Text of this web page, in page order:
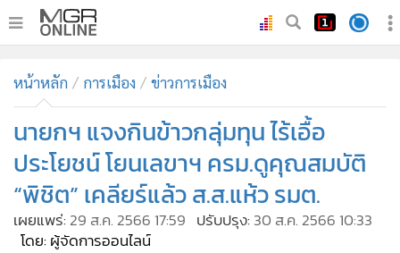
ทันเหตุการณ์
• ภาคใต้
ภูมิภาค
Online Section
บันเทิง
ผู้จัดการรายวัน
หน้าหลัก การเมือง ข่าวการเมือง
นายกฯ แจงกินข้าวกลุ่มทุน ไร้เอื้อ
ประโยชน์ โยนเลขาฯ ครม.ดูคุณสมบัติ
“พิชิต” เคลียร์แล้ว ส.ส.แห้ว รมต.
เผยแพร่: 29 ส.ค. 2566 17:59 ปรับปรุง: 30 ส.ค. 2566 10:33
โดย: ผู้จัดการออนไลน์